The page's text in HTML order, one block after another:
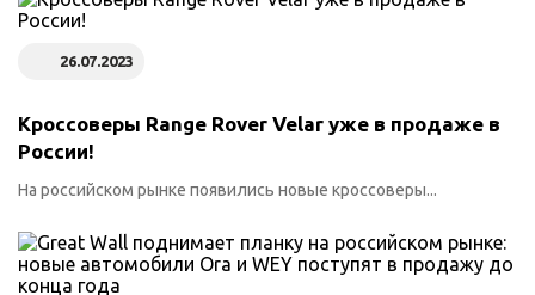
26.07.2023
Кроссоверы Range Rover Velar уже в продаже в
России!
На российском рынке появились новые кроссоверы...